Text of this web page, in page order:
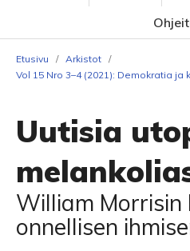
Etusivu / Arkistot /
Vol 15 Nro 3–4 (2021): Demokratia ja
Uutisia
William Morrisin
onnellisen